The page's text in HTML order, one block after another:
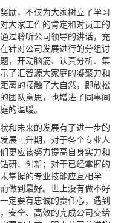
励，不仅为大家树立了学习
大家工作的肯定和对员工的
过聆听公司领导的讲话，充
针对公司发展进行的分组讨
，开动脑筋、认真分析、集
了汇智源大家庭的凝聚力和
离的接触了大自然，即放松
团队意思，也增进了同事间
的温暖。
和未来的发展有了进一步的
展上升期，对于各个专业人
更应该努力提高自身实力和
研、创新；对于已经掌握的
掌握的专业技能应互相学
做到最好。世上没有做不好
定要有忠诚的责任心，遇到
安全、高效的完成公司交给